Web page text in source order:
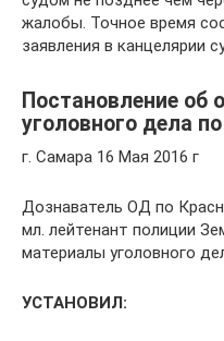
жалобы. Точное время
заявления в канцелярии
Постановление об
уголовного дела
г. Самара 16 Мая 2016 г
Дознаватель ОД по
мл. лейтенант полиции
материалы уголовного
УСТАНОВИЛ: